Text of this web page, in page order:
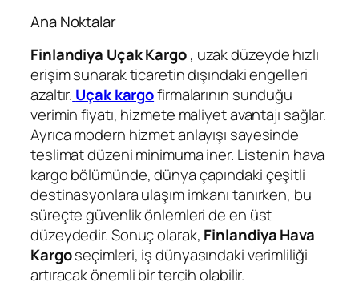
Ana Noktalar
Finlandiya Uçak Kargo, uzak düzeyde hızlı
erişim sunarak ticaretin dışındaki engelleri
azaltır. Uçak kargofirmalarının sunduğu
verimin fiyatı, hizmete maliyet avantajı sağlar.
Ayrıca modern hizmet anlayışı sayesinde
teslimat düzeni minimuma iner. Listenin hava
kargo bölümünde, dünya çapındaki çeşitli
destinasyonlara ulaşım imkanı tanırken, bu
süreçte güvenlik önlemleri de en üst
düzeydedir. Sonuç olarak, FinlandiyaHava
Kargoseçimleri, iş dünyasındaki verimliliği
artıracak önemli bir tercih olabilir.